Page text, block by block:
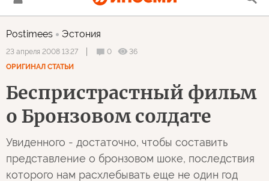
Postimees Эстония
23 апреля 2008 13:27 0
36
ОРИГИНАЛ СТАТЬИ
Беспристрастный фильм
о Бронзовом солдате
Увиденного - достаточно, чтобы составить
представление о бронзовом шоке, последствия
которого нам расхлебывать еще не один год